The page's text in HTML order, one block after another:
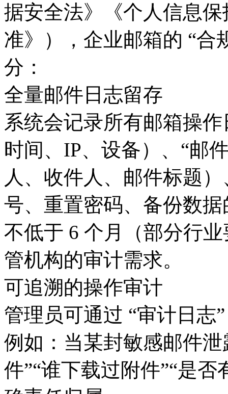
据安全法》《个人信息
准》），企业邮箱的 “合
分：
全量邮件日志留存
系统会记录所有邮箱操
时间、IP、设备）、“邮
人、收件人、邮件标题
号、重置密码、备份数
不低于 6 个月（部分行
管机构的审计需求。
可追溯的操作审计
管理员可通过 “审计日志
例如：当某封敏感邮件
件”“谁下载过附件”“是